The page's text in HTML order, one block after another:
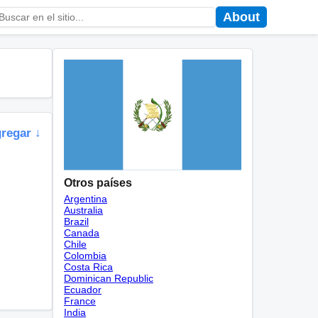
About
↓
Otros países
Argentina
Australia
Brazil
Canada
Chile
Colombia
Costa Rica
Dominican Republic
Ecuador
France
India